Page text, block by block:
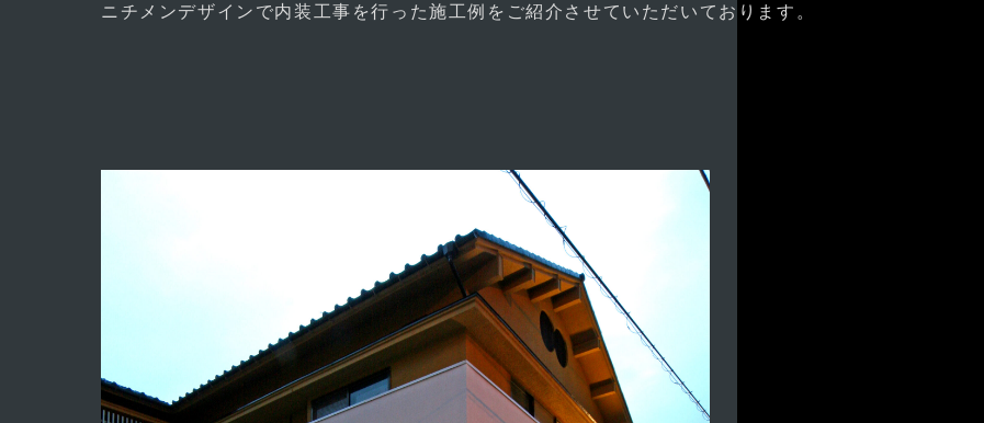
ニチメンデザインで内装工事を行った施工例をご紹介させていただいております。